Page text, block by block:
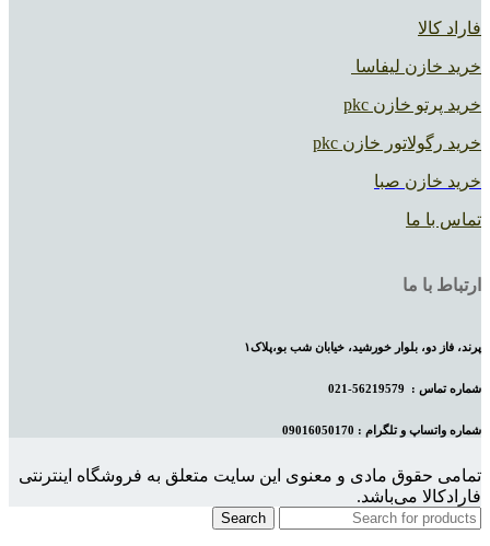
فاراد کالا
خرید خازن لیفاسا
خرید پرتو خازن pkc
خرید رگولاتور خازن pkc
خرید خازن صبا
تماس با ما
ارتباط با ما
پرند، فاز دو، بلوار خورشید، خیابان شب بو،پلاک۱
شماره تماس : 56219579-021
شماره واتساپ و تلگرام : 09016050170
تمامی حقوق مادی و معنوی این سایت متعلق به فروشگاه اینترنتی
فارادکالا می‌باشد.
Search